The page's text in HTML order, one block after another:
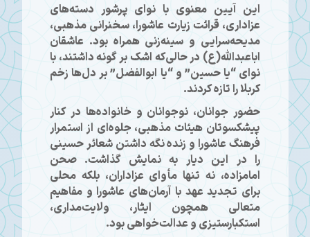
این آیین معنوی با نوای پرشور دسته‌های
عزاداری، قرائت زیارت عاشورا، سخنرانی مذهبی،
مدیحه‌سرایی و سینه‌زنی همراه بود. عاشقان
اباعبدالله(ع) در حالی‌که اشک بر گونه داشتند، با
نوای “یا حسین” و “یا ابوالفضل” بر دل‌ها زخم
کربلا را تازه کردند.
حضور جوانان، نوجوانان و خانواده‌ها در کنار
پیشکسوتان هیئات مذهبی، جلوه‌ای از استمرار
فرهنگ عاشورا و زنده نگه داشتن شعائر حسینی
را در این دیار به نمایش گذاشت. صحن
امامزاده، نه تنها مأوای عزاداران، بلکه محلی
برای تجدید عهد با آرمان‌های عاشورا و مفاهیم
متعالی همچون ایثار، ولایت‌مداری،
استکبارستیزی و عدالت‌خواهی بود.